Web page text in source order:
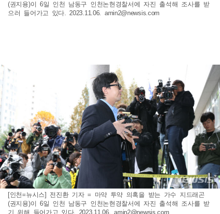
(권지용)이 6일 인천 남동구 인천논현경찰서에 자진 출석해 조사를 받
으러 들어가고 있다. 2023.11.06. amin2@newsis.com
[인천=뉴시스] 전진환 기자 = 마약 투약 의혹을 받는 가수 지드래곤
(권지용)이 6일 인천 남동구 인천논현경찰서에 자진 출석해 조사를 받
기 위해 들어가고 있다. 2023.11.06.amin2@newsis.com